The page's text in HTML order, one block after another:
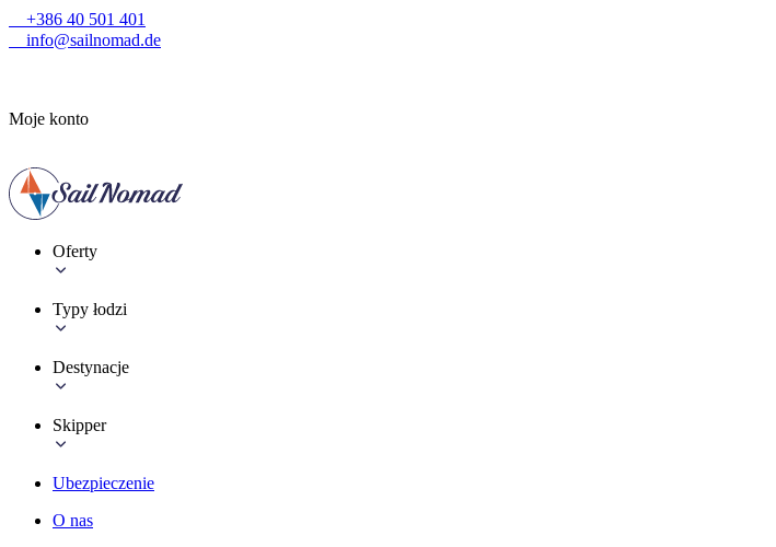
+386 40 501 401
info@sailnomad.de
Moje konto
Oferty
Typy łodzi
Destynacje
Skipper
Ubezpieczenie
O nas